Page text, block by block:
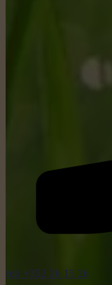
tel: +352 26 15 26